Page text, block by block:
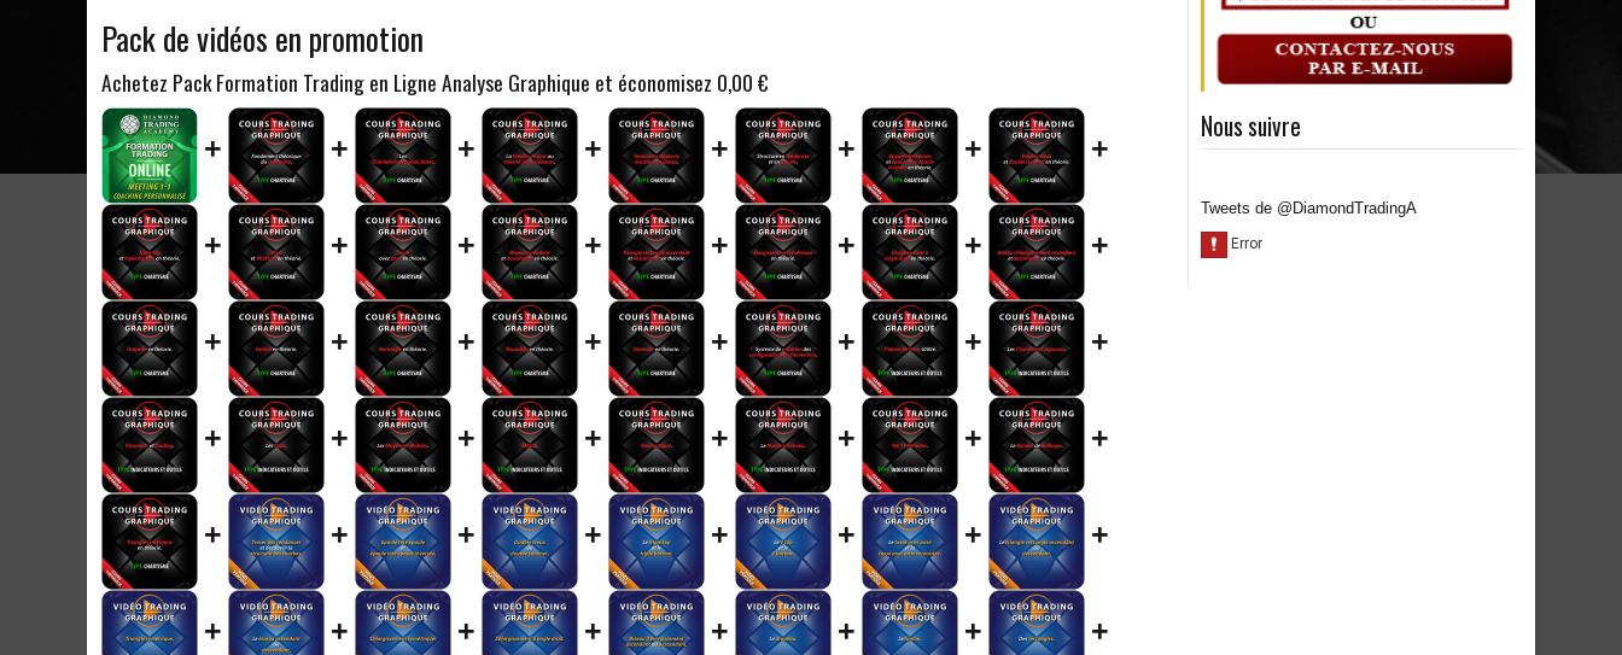
Nous suivre
Tweets de @DiamondTradingA
Pack de vidéos en promotion
Achetez Pack Formation Trading en Ligne Analyse Graphique et économisez 0,00 €
+ + + + + + + +
+ + + + + + + +
+ + + + + + + +
+ + + + + + + +
+ + + + + + + +
+ + + + + + + +